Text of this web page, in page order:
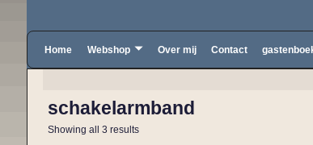
Home Webshop Over mij Contact
schakelarmband
Showing all 3 results